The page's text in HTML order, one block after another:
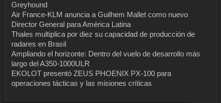
Greyhound
Air France-KLM anuncia a Guilhem Mallet como nuevo
Director General para América Latina
Thales multiplica por diez su capacidad de producción de
radares en Brasil
Ampliando el horizonte: Dentro del vuelo de desarrollo más
largo del A350-1000ULR
EKOLOT presentó ZEUS PHOENIX PX-100 para
operaciones tácticas y las misiones críticas